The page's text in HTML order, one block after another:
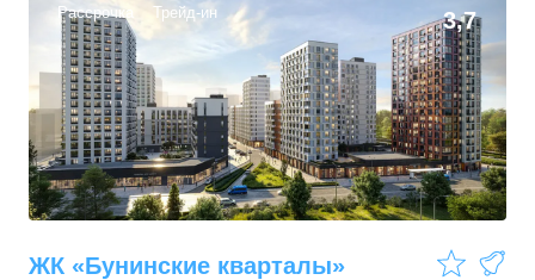
Рассрочка Трейд-ин 3,7
ЖК «Бунинские кварталы»